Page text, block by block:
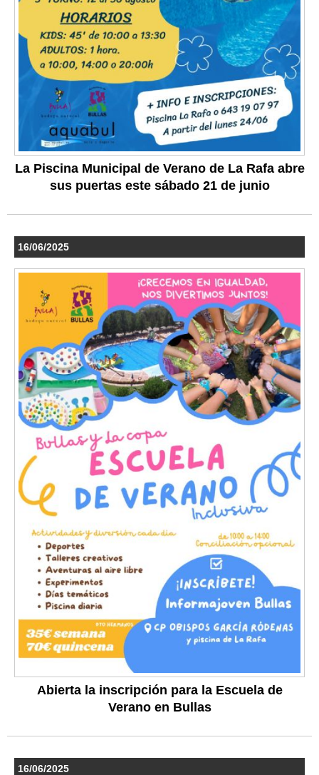
La Piscina Municipal de Verano de La Rafa abre
sus puertas este sábado 21 de junio
16/06/2025
Abierta la inscripción para la Escuela de
Verano en Bullas
16/06/2025